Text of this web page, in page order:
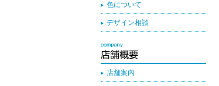
色について
デザイン相談
店舗案内